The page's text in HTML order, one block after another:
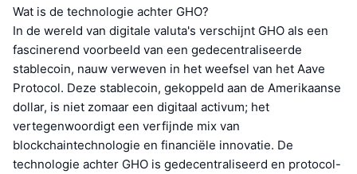
Wat is de technologie achter GHO?
In de wereld van digitale valuta's verschijnt GHO als een
fascinerend voorbeeld van een gedecentraliseerde
stablecoin, nauw verweven in het weefsel van het Aave
Protocol. Deze stablecoin, gekoppeld aan de Amerikaanse
dollar, is niet zomaar een digitaal activum; het
vertegenwoordigt een verfijnde mix van
blockchaintechnologie en financiële innovatie. De
technologie achter GHO is gedecentraliseerd en protocol-